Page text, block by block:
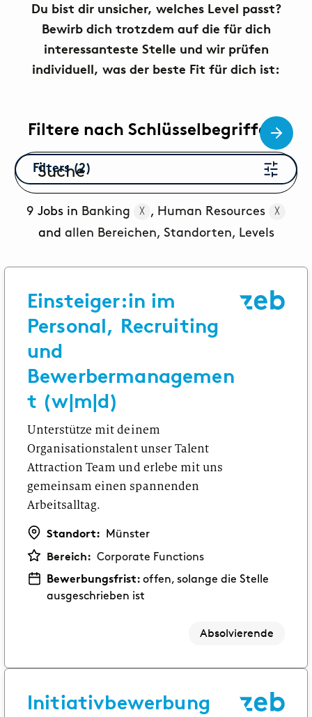
Karrierewege
Bewerbung
Unser Bewerbungsprozess
Themen
Benefits
Nachhaltigkeit
New Work
Netzwerke & Programme
INTERVIEW
Wie sieht der Alltag einer Consultant
bei zeb wirklich aus?
Du bist dir unsicher, welches Level passt?
Bewirb dich trotzdem auf die für dich
interessanteste Stelle und wir prüfen
individuell, was der beste Fit für dich ist:
Filtere nach Schlüsselbegriffen!
Filters (2)
9 Jobs in Banking ╳ , Human Resources ╳
and allen Bereichen, Standorten, Levels
Einsteiger:in im
Personal, Recruiting
und
Bewerbermanagemen
t (w|m|d)
Unterstütze mit deinem
Organisationstalent unser Talent
Attraction Team und erlebe mit uns
gemeinsam einen spannenden
Arbeitsalltag.
Standort: Münster
Bereich: Corporate Functions
Bewerbungsfrist:offen, solange die Stelle
ausgeschrieben ist
Absolvierende
Initiativbewerbung